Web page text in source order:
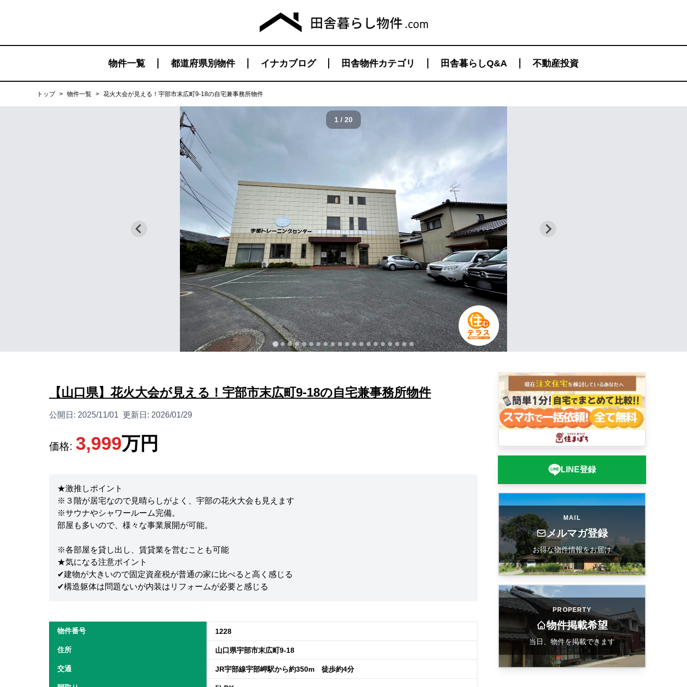
物件一覧 都道府県別物件 イナカブログ 田舎物件カテゴリ 田舎暮らしQ&A 不動産投資
トップ > 物件一覧 > 花火大会が見える！宇部市末広町9-18の自宅兼事務所物件
1 / 20
【山口県】花火大会が見える！宇部市末広町9-18の自宅兼事務所物件
公開日: 2025/11/01 更新日: 2026/01/29
価格: 3,999万円
★激推しポイント
※３階が居宅なので見晴らしがよく、宇部の花火大会も見えます
※サウナやシャワールーム完備。
部屋も多いので、様々な事業展開が可能。
※各部屋を貸し出し、賃貸業を営むことも可能
★気になる注意ポイント
✔建物が大きいので固定資産税が普通の家に比べると高く感じる
✔構造躯体は問題ないが内装はリフォームが必要と感じる
物件番号 1228
住所 山口県宇部市末広町9-18
交通 JR宇部線宇部岬駅から約350m 徒歩約4分
LINE登録
MAIL
メルマガ登録
お得な物件情報をお届け
PROPERTY
物件掲載希望
当日、物件を掲載できます